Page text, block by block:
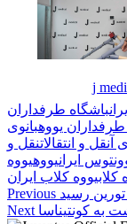
j
باشگاه طرفداران
یووهبانوی
آ نقل و انتقالاتنقل و
ایرانیووهیووه
کلابیووه کلاب ایران
Previous تورین رسید
Next به کونتیناسا